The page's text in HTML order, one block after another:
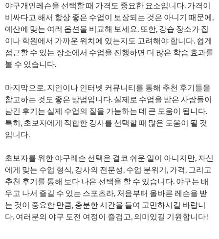
야구개인레슨을 선택할 때 가격도 중요한 요소입니다. 가격이
비싸다고 해서 항상 좋은 수업이 보장되는 것은 아니기 때문에,
예산에 맞는 여러 옵션을 비교해 보세요. 또한, 강습 장소가 집
이나 학원에서 가까운 위치에 있는지도 고려해야 합니다. 쉽게
접근할 수 있는 장소에서 수업을 진행하면 더 많은 학습 효과를
볼 수 있습니다.
마지막으로, 지인이나 인터넷 커뮤니티를 통해 추천 후기들을
참고하는 것도 좋은 방법입니다. 실제로 수업을 받은 사람들이
남긴 후기는 실제 수업의 질을 가늠하는 데 큰 도움이 됩니다.
특히, 초보자에게 적합한 강사를 선택할 때 많은 도움이 될 것
입니다.
초보자를 위한 야구레슨 선택은 결코 쉬운 일이 아니지만, 자신
에게 맞는 수업 형식, 강사의 전문성, 수업 분위기, 가격, 그리고
추천 후기를 통해 보다 나은 선택을 할 수 있습니다. 야구는 배
우고 나서 즐길 수 있는 스포츠라, 처음부터 올바른 레슨을 받
는 것이 중요한 만큼, 충분한 시간을 들여 고민하시길 바랍니
다. 여러분의 야구 도전 여정이 즐겁고, 의미있길 기원합니다!